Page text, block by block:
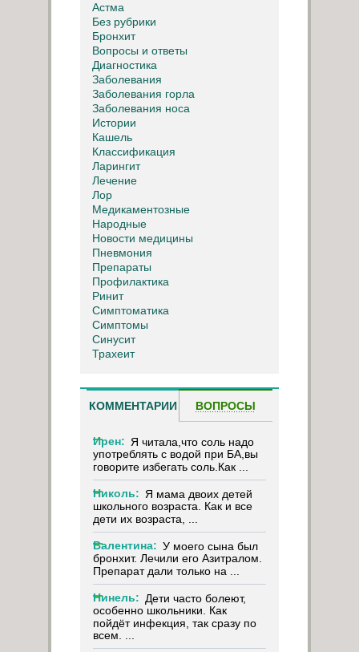
Астма
Без рубрики
Бронхит
Вопросы и ответы
Диагностика
Заболевания
Заболевания горла
Заболевания носа
Истории
Кашель
Классификация
Ларингит
Лечение
Лор
Медикаментозные
Народные
Новости медицины
Пневмония
Препараты
Профилактика
Ринит
Симптоматика
Симптомы
Синусит
Трахеит
КОММЕНТАРИИ ВОПРОСЫ
Ирен: Я читала,что соль надо
употреблять с водой при БА,вы
говорите избегать соль.Как ...
Николь: Я мама двоих детей
школьного возраста. Как и все
дети их возраста, ...
Валентина: У моего сына был
бронхит. Лечили его Азитралом.
Препарат дали только на ...
Нинель: Дети часто болеют,
особенно школьники. Как
пойдёт инфекция, так сразу по
всем. ...